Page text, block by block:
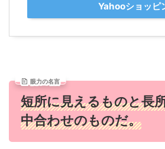
Yahooショッピ
眼力の名言
短所に見えるものと長
中合わせのものだ。